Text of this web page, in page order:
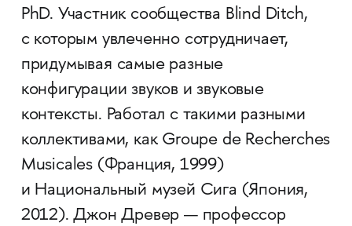
PhD. Участник сообщества Blind Ditch,
с которым увлеченно сотрудничает,
придумывая самые разные
конфигурации звуков и звуковые
контексты. Работал с такими разными
коллективами, как Groupe de Recherches
Musicales (Франция, 1999)
и Национальный музей Сига (Япония,
2012). Джон Древер — профессор